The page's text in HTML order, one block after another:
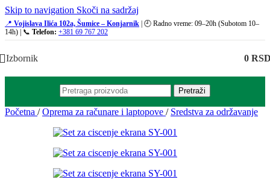
Skip to navigation Skoči na sadržaj
📍 Vojislava Ilića 102a, Šumice – Konjarnik | 🕘 Radno vreme: 09–20h (Subotom 10–
14h) | 📞 Telefon: +381 69 767 202
Izbornik 0
Pretraži
Početna / Oprema za računare i laptopove / Sredstva za održavanje